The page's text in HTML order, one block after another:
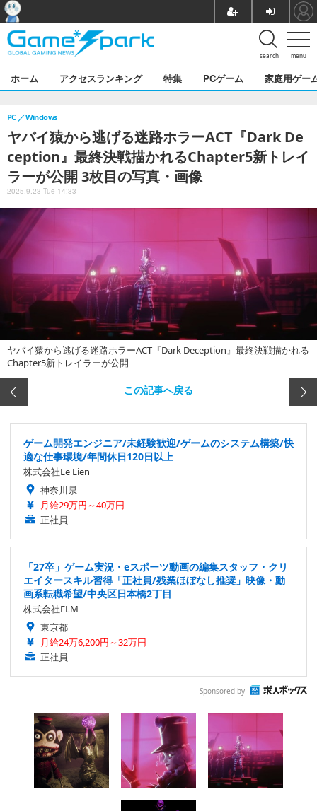
menu
search
ホーム アクセスランキング 特集 PCゲーム 家庭用ゲー
ヤバイ猿から逃げる迷路ホラーACT『Dark De
ception』最終決戦描かれるChapter5新トレイ
ラーが公開 3枚目の写真・画像
PC Windows
2025.9.23 Tue 14:33
ヤバイ猿から逃げる迷路ホラーACT『Dark Deception』最終決戦描かれる
Chapter5新トレイラーが公開
この記事へ戻る
ゲーム開発エンジニア/未経験歓迎/ゲームのシステム構築/快
適な仕事環境/年間休日120日以上
株式会社Le Lien
神奈川県
月給29万円～40万円
正社員
「27卒」ゲーム実況・eスポーツ動画の編集スタッフ・クリ
エイタースキル習得「正社員/残業ほぼなし推奨」映像・動
画系転職希望/中央区日本橋2丁目
株式会社ELM
東京都
月給24万6,200円～32万円
正社員
Sponsored by